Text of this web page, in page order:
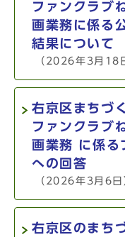
ファンクラブ
画業務に係る
結果について
（2026年3月18
右京区まちづ
ファンクラブ
画業務 に係る
への回答
（2026年3月6日
右京区のまち